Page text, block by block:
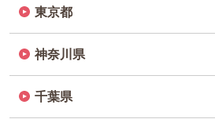
東京都
神奈川県
千葉県